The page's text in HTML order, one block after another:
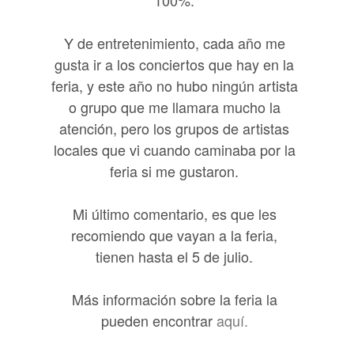
Y de entretenimiento, cada año me
gusta ir a los conciertos que hay en la
feria, y este año no hubo ningún artista
o grupo que me llamara mucho la
atención, pero los grupos de artistas
locales que vi cuando caminaba por la
feria si me gustaron.
Mi último comentario, es que les
recomiendo que vayan a la feria,
tienen hasta el 5 de julio.
Más información sobre la feria la
pueden encontraraquí.